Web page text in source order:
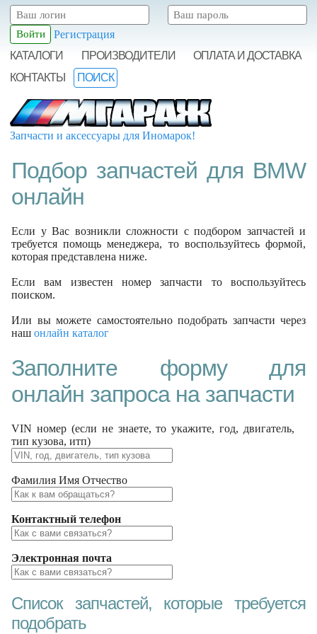
Регистрация
КАТАЛОГИ
ПРОИЗВОДИТЕЛИ
ОПЛАТА И ДОСТАВКА
КОНТАКТЫ
ПОИСК
Запчасти и аксессуары для Иномарок!
Подбор запчастей для BMW
онлайн
Если у Вас возникли сложности с подбором запчастей и
требуется помощь менеджера, то воспользуйтесь формой,
которая представлена ниже.
Если вам известен номер запчасти то воспользуйтесь
поиском.
Или вы можете самостоятельно подобрать запчасти через
наш онлайн каталог
Заполните форму для
онлайн запроса на запчасти
VIN номер (если не знаете, то укажите, год, двигатель,
тип кузова, итп)
Фамилия Имя Отчество
Контактный телефон
Электронная почта
Список запчастей, которые требуется
подобрать